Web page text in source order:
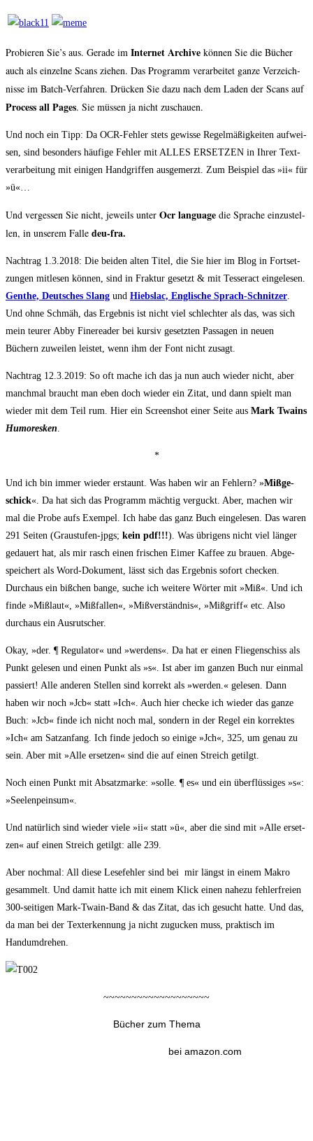
Pro­bie­ren Sie’s aus. Gera­de im Inter­net Archi­ve kön­nen Sie die Bücher
auch als ein­zel­ne Scans zie­hen. Das Pro­gramm ver­ar­bei­tet gan­ze Ver­zeich­
nis­se im Batch-Ver­fah­ren. Drü­cken Sie dazu nach dem Laden der Scans auf
Pro­cess all Pages. Sie müs­sen ja nicht zuschauen.
Und noch ein Tipp: Da OCR-Feh­ler stets gewis­se Regel­mä­ßig­kei­ten auf­wei­
sen, sind beson­ders häu­fi­ge Feh­ler mit ALLES ERSETZEN in Ihrer Text­
ver­ar­bei­tung mit eini­gen Hand­grif­fen aus­ge­merzt. Zum Bei­spiel das »ii« für
»ü«…
Und ver­ges­sen Sie nicht, jeweils unter Ocr lan­guage die Spra­che ein­zu­stel­
len, in unse­rem Fal­le deu-fra.
Nach­trag 1.3.2018: Die bei­den alten Titel, die Sie hier im Blog in Fort­set­
zun­gen mit­le­sen kön­nen, sind in Frak­tur gesetzt & mit Tes­seract ein­ge­le­sen.
Gen­the, Deut­sches Slang und Hiebs­lac, Eng­li­sche Sprach-Schnit­zer.
Und ohne Schmäh, das Ergeb­nis ist nicht viel schlech­ter als das, was sich
mein teu­rer Abby Fine­rea­der bei kur­siv gesetz­ten Pas­sa­gen in neu­en
Büchern zuwei­len leis­tet, wenn ihm der Font nicht zusagt.
Nach­trag 12.3.2019: So oft mache ich das ja nun auch wie­der nicht, aber
manch­mal braucht man eben doch wie­der ein Zitat, und dann spielt man
wie­der mit dem Teil rum. Hier ein Screen­shot einer Sei­te aus Mark Twa­ins
Humo­res­ken.
*
Und ich bin immer wie­der erstaunt. Was haben wir an Feh­lern? »Miß­ge­
schick«. Da hat sich das Pro­gramm mäch­tig ver­guckt. Aber, machen wir
mal die Pro­be aufs Exem­pel. Ich habe das ganz Buch ein­ge­le­sen. Das waren
291 Sei­ten (Grau­stu­fen-jpgs; kein pdf!!!). Was übri­gens nicht viel län­ger
gedau­ert hat, als mir rasch einen fri­schen Eimer Kaf­fee zu brau­en. Abge­
spei­chert als Word-Doku­ment, lässt sich das Ergeb­nis sofort che­cken.
Durch­aus ein biß­chen ban­ge, suche ich wei­te­re Wör­ter mit »Miß«. Und ich
fin­de »Miß­laut«, »Miß­fal­len«, »Miß­ver­ständ­nis«, »Miß­griff« etc. Also
durch­aus ein Ausrutscher.
Okay, »der. ¶ Regu­la­tor« und »wer­dens«. Da hat er einen Flie­gen­schiss als
Punkt gele­sen und einen Punkt als »s«. Ist aber im gan­zen Buch nur ein­mal
pas­siert! Alle ande­ren Stel­len sind kor­rekt als »wer­den.« gele­sen. Dann
haben wir noch »Jcb« statt »Ich«. Auch hier che­cke ich wie­der das gan­ze
Buch: »Jcb« fin­de ich nicht noch mal, son­dern in der Regel ein kor­rek­tes
»Ich« am Satz­an­fang. Ich fin­de jedoch so eini­ge »Jch«, 325, um genau zu
sein. Aber mit »Alle erset­zen« sind die auf einen Streich getilgt.
Noch einen Punkt mit Absatz­mar­ke: »sol­le. ¶ es« und ein über­flüs­si­ges »s«:
»See­len­pein­sum«.
Und natür­lich sind wie­der vie­le »ii« statt »ü«, aber die sind mit »Alle erset­
zen« auf einen Streich getilgt: alle 239.
Aber noch­mal: All die­se Lese­feh­ler sind bei mir längst in einem Makro
gesam­melt. Und damit hat­te ich mit einem Klick einen nahe­zu feh­ler­frei­en
300-sei­ti­gen Mark-Twa­in-Band & das Zitat, das ich gesucht hat­te. Und das,
da man bei der Tex­terken­nung ja nicht zugu­cken muss, prak­tisch im
Handumdrehen.
~~~~~~~~~~~~~~~~~~~
Bücher zum Thema
bei amazon.com